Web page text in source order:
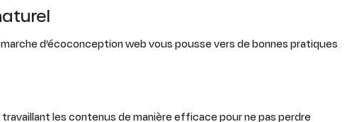
d’écoconception web vous pousse vers de bonnes pratiques
les contenus de manière efficace pour ne pas perdre